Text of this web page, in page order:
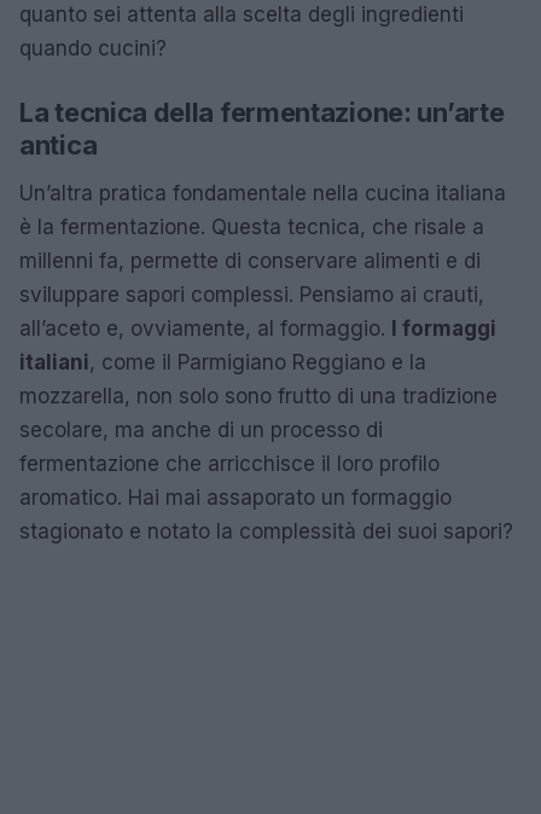
quanto sei attenta alla scelta degli ingredienti
quando cucini?
La tecnica della fermentazione: un’arte
antica
Un’altra pratica fondamentale nella cucina italiana
è la fermentazione. Questa tecnica, che risale a
millenni fa, permette di conservare alimenti e di
sviluppare sapori complessi. Pensiamo ai crauti,
all’aceto e, ovviamente, al formaggio. I formaggi
italiani, come il Parmigiano Reggiano e la
mozzarella, non solo sono frutto di una tradizione
secolare, ma anche di un processo di
fermentazione che arricchisce il loro profilo
aromatico. Hai mai assaporato un formaggio
stagionato e notato la complessità dei suoi sapori?